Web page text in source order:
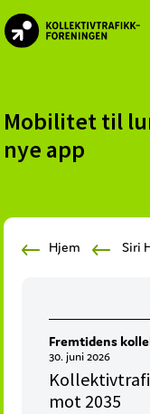
Skip
to
Skip
to
Skip
to
offentlige
aktører
kjøper
mobilitetstjenester
Mobilitet til
nye app
Hjem Siri
Fremtidens
30. juni 2026
mot 2035